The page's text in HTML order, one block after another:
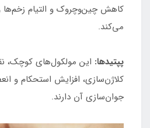
کاهش چین‌وچروک و التیام
می‌کند.
پپتیدها: این مولکول‌های کوچک،
کلاژن‌سازی، افزایش استحکام و
جوان‌سازی آن دارند.